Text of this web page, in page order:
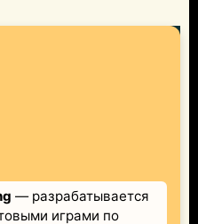
— разрабатывается
играми по